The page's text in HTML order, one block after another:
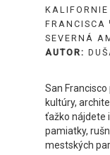
KALIFORNIE
FRANCISCA
SEVERNÁ
AUTOR:
San
kultúry,
ťažko nájdete
pamiatky,
mestských